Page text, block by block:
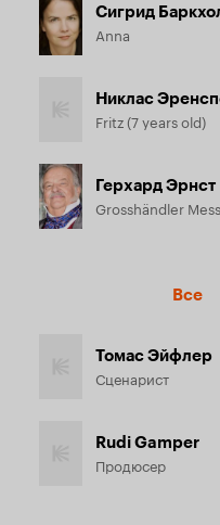
Сигрид
Anna
Никлас
Fritz (7 years old)
Герхард Эрнст
Grosshändler
Все
Томас Эйфлер
Сценарист
Rudi Gamper
Продюсер